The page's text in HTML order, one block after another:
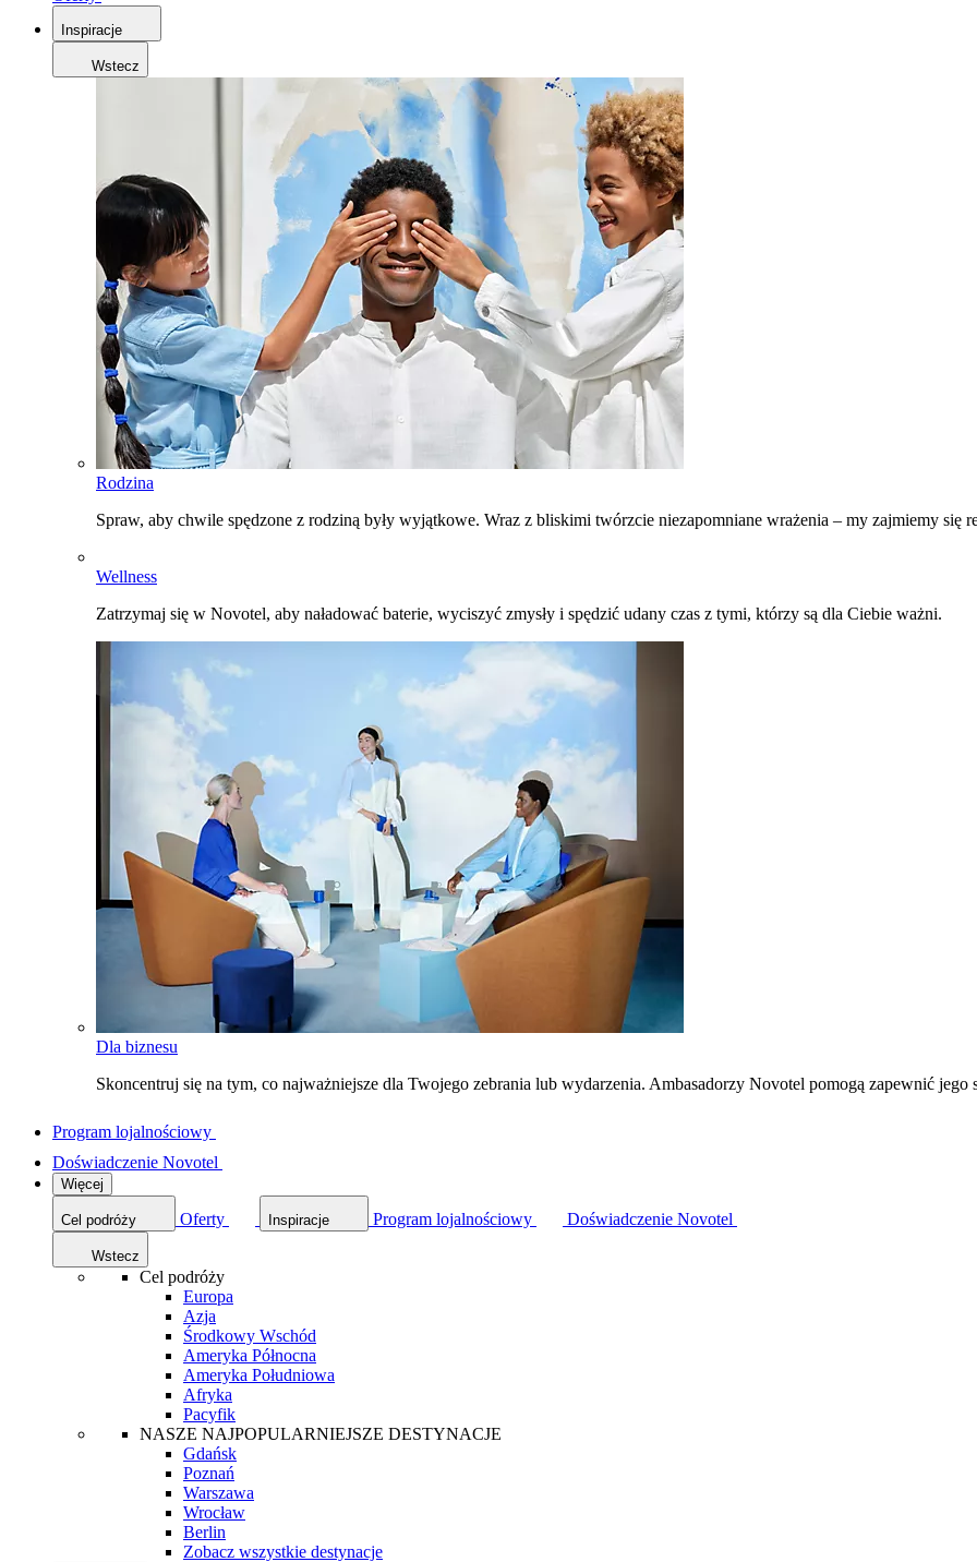
Inspiracje
Wstecz
Rodzina
Spraw, aby chwile spędzone z rodziną były wyjątkowe. Wraz z bliskimi twórzcie niezapomniane wrażenia – my zajmiemy się
Wellness
Zatrzymaj się w Novotel, aby naładować baterie, wyciszyć zmysły i spędzić udany czas z tymi, którzy są dla Ciebie ważni.
Dla biznesu
Skoncentruj się na tym, co najważniejsze dla Twojego zebrania lub wydarzenia. Ambasadorzy Novotel pomogą zapewnić jego
Program lojalnościowy
Doświadczenie Novotel
Więcej
Cel podróży Oferty Inspiracje Program lojalnościowy Doświadczenie Novotel
Wstecz
Cel podróży
Europa
Azja
Środkowy Wschód
Ameryka Północna
Ameryka Południowa
Afryka
Pacyfik
NASZE NAJPOPULARNIEJSZE DESTYNACJE
Gdańsk
Poznań
Warszawa
Wrocław
Berlin
Zobacz wszystkie destynacje